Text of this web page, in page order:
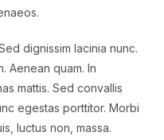
dignissim lacinia nunc.
Aenean quam. In
mattis. Sed convallis
egestas porttitor. Morbi
luctus non, massa.